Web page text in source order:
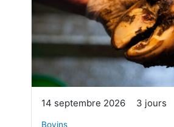
14 septembre 2026 3 jours
Bovins